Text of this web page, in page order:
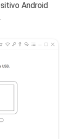
Android